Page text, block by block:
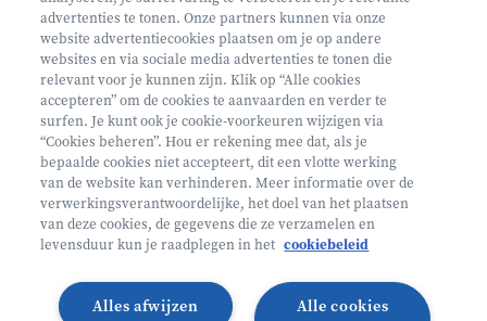
Volg ons op
Volg onze Facebook pagina
Volg onze Instagram pagina
Volg onze LinkedIn pagina
Volg onze TikTok pagina
Partner van Helan
Toegankelijkheidsverklaring ↗
Cookie policy
advertenties te tonen. Onze partners kunnen via onze
website advertentiecookies plaatsen om je op andere
websites en via sociale media advertenties te tonen die
relevant voor je kunnen zijn. Klik op “Alle cookies
accepteren” om de cookies te aanvaarden en verder te
surfen. Je kunt ook je cookie-voorkeuren wijzigen via
“Cookies beheren”. Hou er rekening mee dat, als je
bepaalde cookies niet accepteert, dit een vlotte werking
van de website kan verhinderen. Meer informatie over de
verwerkingsverantwoordelijke, het doel van het plaatsen
van deze cookies, de gegevens die ze verzamelen en
levensduur kun je raadplegen in het cookiebeleid
Alle cookies
Alles afwijzen